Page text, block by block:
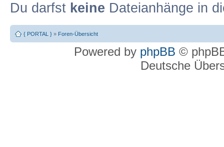
Du darfst keine Dateianhänge in
{ PORTAL } » Foren-Übersicht
Powered by phpBB ©
Deutsche